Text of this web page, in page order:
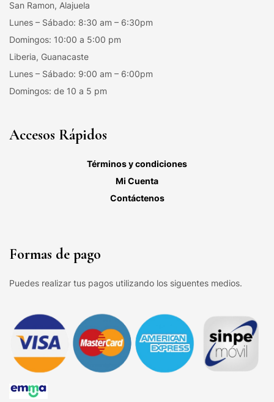
San Ramon, Alajuela
Lunes – Sábado: 8:30 am – 6:30pm
Domingos: 10:00 a 5:00 pm
Liberia, Guanacaste
Lunes – Sábado: 9:00 am – 6:00pm
Domingos: de 10 a 5 pm
Accesos Rápidos
Términos y condiciones
Mi Cuenta
Contáctenos
Formas de pago
Puedes realizar tus pagos utilizando los siguentes medios.